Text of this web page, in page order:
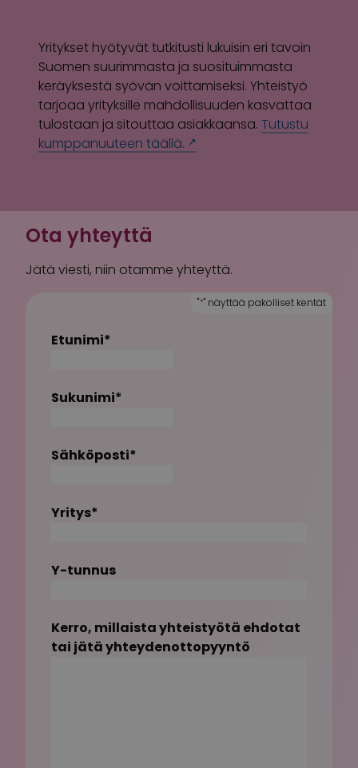
Yritykset hyötyvät tutkitusti lukuisin eri tavoin
Suomen suurimmasta ja suosituimmasta
keräyksestä syövän voittamiseksi. Yhteistyö
tarjoaa yrityksille mahdollisuuden kasvattaa
tulostaan ja sitouttaa asiakkaansa. Tutustu
kumppanuuteen täällä.
Ota yhteyttä
Jätä viesti, niin otamme yhteyttä.
"*" näyttää pakolliset kentät
Etunimi*
Sukunimi*
Sähköposti*
Yritys*
Y-tunnus
Kerro, millaista yhteistyötä ehdotat
tai jätä yhteydenottopyyntö